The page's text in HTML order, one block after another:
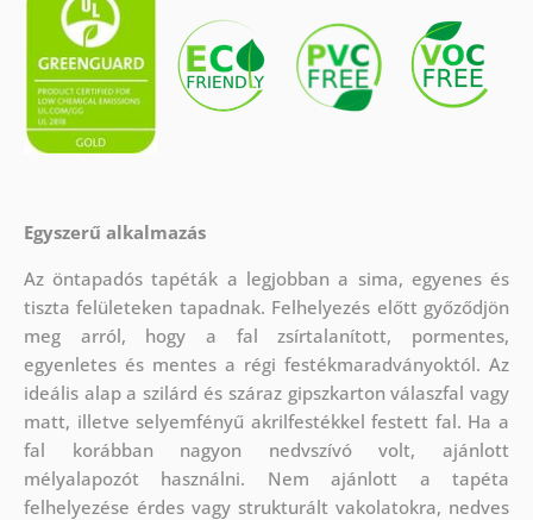
Egyszerű alkalmazás
Az öntapadós tapéták a legjobban a sima, egyenes és
tiszta felületeken tapadnak. Felhelyezés előtt győződjön
meg arról, hogy a fal zsírtalanított, pormentes,
egyenletes és mentes a régi festékmaradványoktól. Az
ideális alap a szilárd és száraz gipszkarton válaszfal vagy
matt, illetve selyemfényű akrilfestékkel festett fal. Ha a
fal korábban nagyon nedvszívó volt, ajánlott
mélyalapozót használni. Nem ajánlott a tapéta
felhelyezése érdes vagy strukturált vakolatokra, nedves